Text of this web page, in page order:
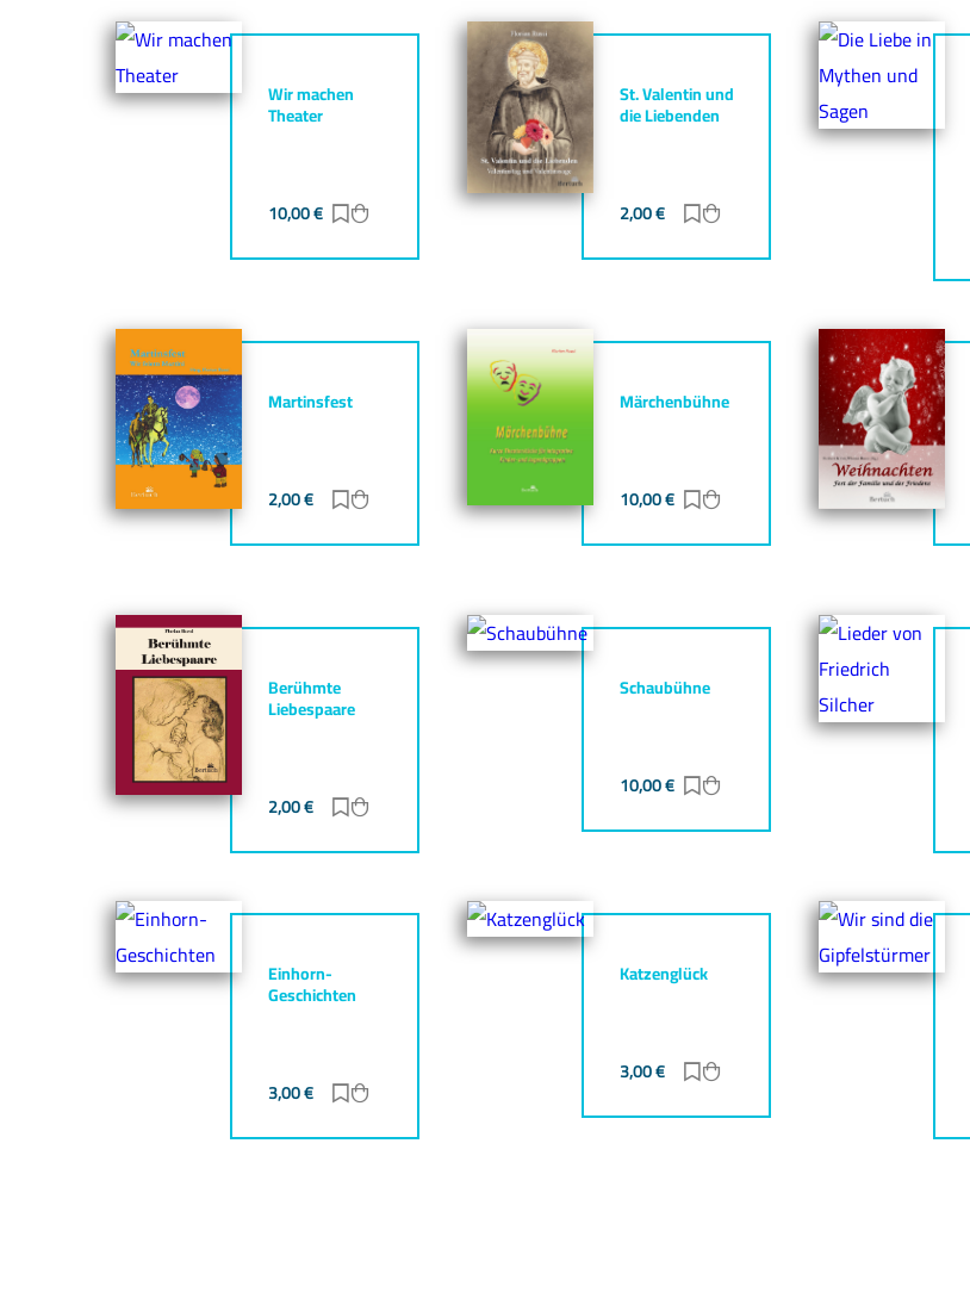
Wir machen
Theater
10,00€ Zur Merkliste hinzufügen
Zum Warenkorb hinzufügen
St. Valentin und
die Liebenden
2,00€ Zur Merkliste hinzufügen
Martinsfest
2,00€ Zur Merkliste hinzufügen
Zum Warenkorb hinzufügen
Märchenbühne
10,00€ Zur Merkliste hinzufügen
Zum Warenkorb hinzufügen
Berühmte
Liebespaare
2,00€ Zur Merkliste hinzufügen
Schaubühne
10,00€ Zur Merkliste hinzufügen
Einhorn-
Geschichten
3,00€ Zur Merkliste hinzufügen
Katzenglück
3,00€ Zur Merkliste hinzufügen